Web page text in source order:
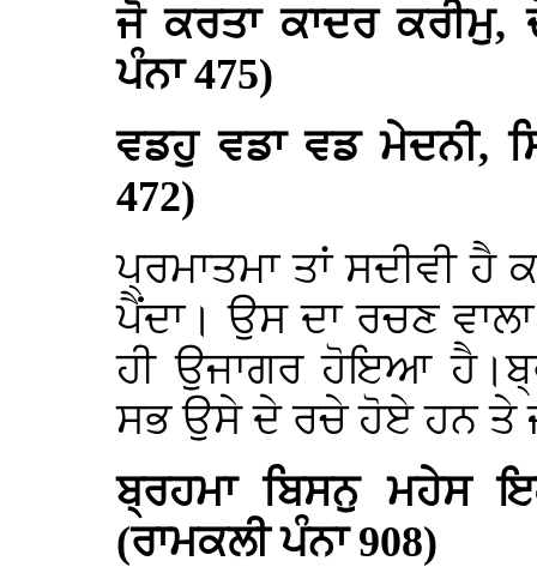
ਜੋ ਕਰਤਾ ਕਾਦਰ
ਪੰਨਾ 475)
ਵਡਹੁ ਵਡਾ ਵਡ ਮੇਦਨੀ,
472)
ਪ੍ਰਮਾਤਮਾ ਤਾਂ ਸਦੀਵੀ ਹੈ
ਪੈਂਦਾ। ਉਸ ਦਾ ਰਚਣ
ਹੀ ਉਜਾਗਰ ਹੋਇਆ
ਸਭ ਉਸੇ ਦੇ ਰਚੇ ਹੋਏ ਹਨ ਤੇ
ਬ੍ਰਹਮਾ ਬਿਸਨੁ ਮਹੇਸ
(ਰਾਮਕਲੀ ਪੰਨਾ 908)